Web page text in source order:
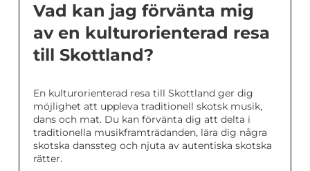
Vad kan jag förvänta mig
av en kulturorienterad resa
till Skottland?
En kulturorienterad resa till Skottland ger dig
möjlighet att uppleva traditionell skotsk musik,
dans och mat. Du kan förvänta dig att delta i
traditionella musikframträdanden, lära dig några
skotska danssteg och njuta av autentiska skotska
rätter.